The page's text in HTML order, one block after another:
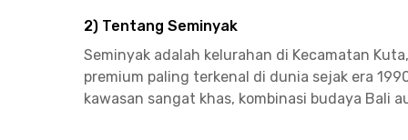
2) Tentang Seminyak
Seminyak adalah kelurahan di Kecamatan
premium paling terkenal di dunia sejak era
kawasan sangat khas, kombinasi budaya